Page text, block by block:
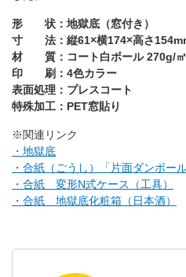
形 状：地獄底（窓付き）
寸 法：縦61×横174×高さ
材 質：コート白ボール 270g/㎡
印 刷：4色カラー
表面処理：プレスコート
特殊加工：PET窓貼り
※関連リンク
・地獄底
・合紙（ごうし）「片面ダンボー
・合紙 変形N式ケース（工具）
・合紙 地獄底化粧箱（日本酒）